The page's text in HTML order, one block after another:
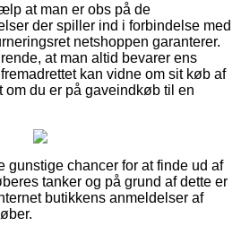
at man er obs på de
der spiller ind i forbindelse med
netshoppen garanterer.
at man altid bevarer ens
kan vidne om sit køb af
om du er på gaveindkøb til en
gunstige chancer for at finde ud af
tanker og på grund af dette er
butikkens anmeldelser af